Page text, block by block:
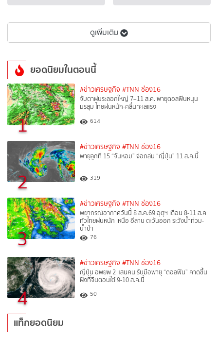
ดูเพิ่มเติม
ยอดนิยมในตอนนี้
1
#ข่าวเศรษฐกิจ #TNN ช่อง16
จับตาฝนระลอกใหญ่ 7–11 ส.ค. พายุดอลฟินหนุน
มรสุม ไทยฝนหนัก-คลื่นทะเลแรง
614
2
#ข่าวเศรษฐกิจ #TNN ช่อง16
พายุลูกที่ 15 “จันหอม” จ่อถล่ม “ญี่ปุ่น” 11 ส.ค.นี้
319
3
#ข่าวเศรษฐกิจ #TNN ช่อง16
พยากรณ์อากาศวันนี้ 8 ส.ค.69 อุตุฯ เตือน 8-11 ส.ค
ทั่วไทยฝนหนัก เหนือ อีสาน ตะวันออก ระวังน้ำท่วม-
น้ำป่า
76
4
#ข่าวเศรษฐกิจ #TNN ช่อง16
ญี่ปุ่น อพยพ 2 แสนคน รับมือพายุ “ดอลฟิน” คาดขึ้น
ฝั่งที่จีนตอนใต้ 9-10 ส.ค.นี้
50
แท็กยอดนิยม